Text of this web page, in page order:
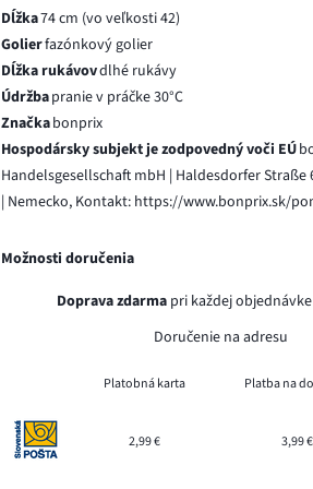
Dĺžka74 cm (vo veľkosti 42)
Golierfazónkový golier
Dĺžka rukávovdlhé rukávy
Údržbapranie v práčke 30°C
Značkabonprix
Hospodársky subjekt je zodpovedný voči EÚ
Handelsgesellschaft mbH | Haldesdorfer Straße
| Nemecko, Kontakt: https://www.bonprix.sk/
Možnosti doručenia
Doprava zdarmapri každej objednávke
Doručenie na adresu
Platobná karta Platba na
2,99 € 3,99 €